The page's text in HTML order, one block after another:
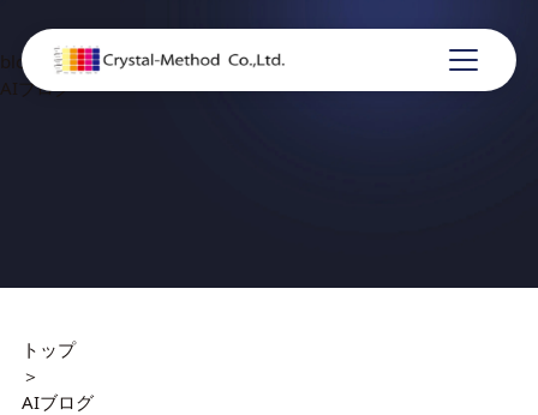
blog
AIブログ
トップ
＞
AIブログ